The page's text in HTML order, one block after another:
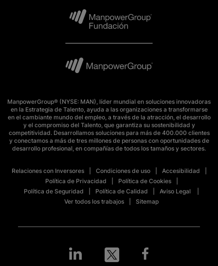
ManpowerGroup® (NYSE: MAN), líder mundial en soluciones innovadoras
en la Estrategia de Talento, ayuda a las organizaciones a transformarse
en el cambiante mundo del empleo, a través de la atracción, el desarrollo
y el compromiso del Talento, que garantiza su sostenibilidad y
competitividad. Desarrollamos soluciones para más de 400.000 clientes
y conectamos a más de tres millones de personas con oportunidades de
desarrollo profesional, en compañías de todos los tamaños y sectores.
Relaciones con Inversores Condiciones de uso
Accesibilidad
Política de Privacidad
Política de Cookies
Política de Seguridad
Política de Calidad
Aviso Legal
Ver todos los trabajos
Sitemap